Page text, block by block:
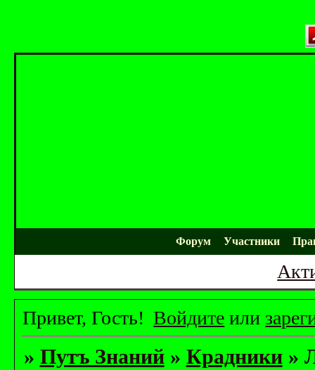
Форум Участники
Привет, Гость! Войдите или
» Путъ Знаний » Крадники »